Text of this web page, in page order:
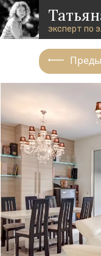
Перейти к
Skip to footer content
эксперт по